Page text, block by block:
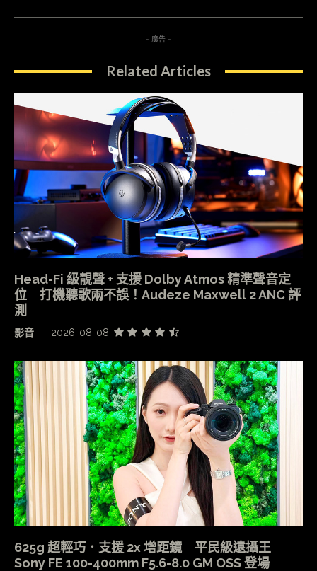
- 廣告 -
Related Articles
Head-Fi 級靚聲 + 支援 Dolby Atmos 精準聲音定
位 打機聽歌兩不誤！Audeze Maxwell 2 ANC 評
測
影音 2026-08-08
625g 超輕巧．支援 2x 增距鏡 平民級遠攝王
Sony FE 100-400mm F5.6-8.0 GM OSS 登場